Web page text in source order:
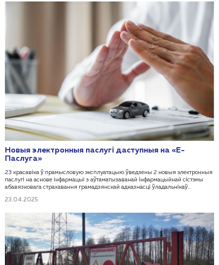
Новыя электронныя паслугі даступныя на «Е-
Паслуга»
23 красавіка ў прамысловую эксплуатацыю ўведзены 2 новыя электронныя
паслугі на аснове інфармацыі з аўтаматызаванай інфармацыйнай сістэмы
абавязковага страхавання грамадзянскай адказнасці ўладальнікаў
Гаворка ідзе пра наступныя паслугі ААІС:
23.04.2025